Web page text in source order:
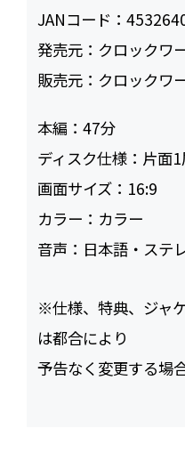
JANコード：
発売元： クロックワ
販売元： クロックワ
本編：47
ディスク仕様： 片面
画面サイズ： 16:9
カラー： カラー
音声： 日本語・ステ
※仕様、特典、ジャ
は都合により
予告なく変更する場